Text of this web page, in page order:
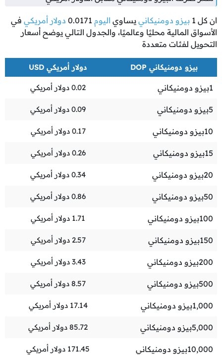
ان كل 1 بيزو دومنيكاني يساوي اليوم 0.0171 دولار أمريكي في
الأسواق المالية محليًا وعالميًا، والجدول التالي يوضح أسعار
التحويل لفئات متعددة
بيزو دومنيكاني DOP دولار أمريكي USD
1بيزو دومنيكاني 0.02 دولار أمريكي
5بيزو دومنيكاني 0.09 دولار أمريكي
10بيزو دومنيكاني 0.17 دولار أمريكي
15بيزو دومنيكاني 0.26 دولار أمريكي
20بيزو دومنيكاني 0.34 دولار أمريكي
50بيزو دومنيكاني 0.86 دولار أمريكي
100بيزو دومنيكاني 1.71 دولار أمريكي
150بيزو دومنيكاني 2.57 دولار أمريكي
200بيزو دومنيكاني 3.43 دولار أمريكي
500بيزو دومنيكاني 8.57 دولار أمريكي
1,000بيزو دومنيكاني 17.14 دولار أمريكي
5,000بيزو دومنيكاني 85.72 دولار أمريكي
10,000بيزو دومنيكاني 171.45 دولار أمريكي